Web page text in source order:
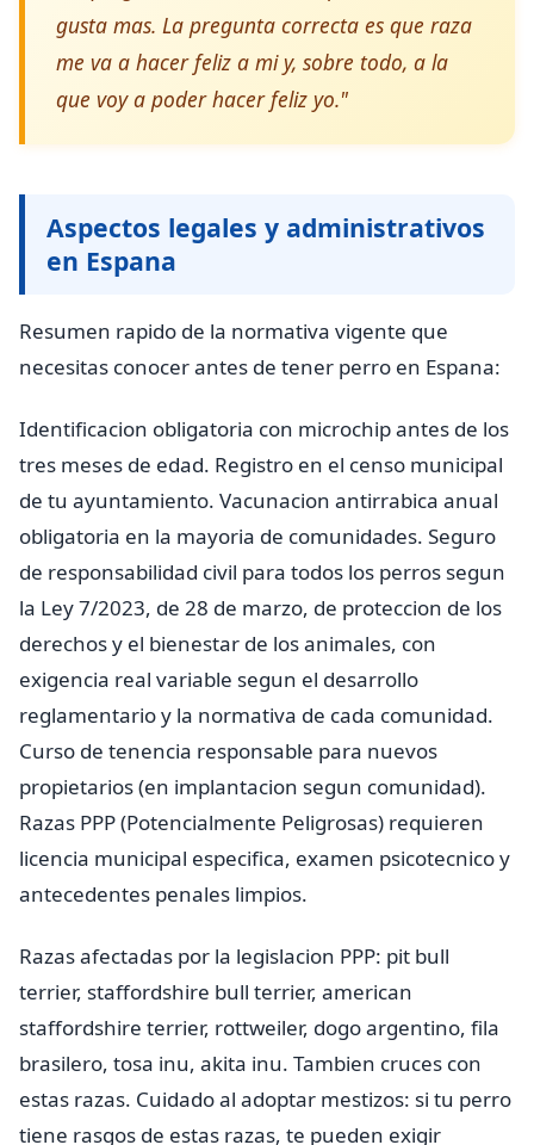
gusta mas. La pregunta correcta es que raza
me va a hacer feliz a mi y, sobre todo, a la
que voy a poder hacer feliz yo."
Aspectos legales y administrativos
en Espana
Resumen rapido de la normativa vigente que
necesitas conocer antes de tener perro en Espana:
Identificacion obligatoria con microchip antes de los
tres meses de edad. Registro en el censo municipal
de tu ayuntamiento. Vacunacion antirrabica anual
obligatoria en la mayoria de comunidades. Seguro
de responsabilidad civil para todos los perros segun
la Ley 7/2023, de 28 de marzo, de proteccion de los
derechos y el bienestar de los animales, con
exigencia real variable segun el desarrollo
reglamentario y la normativa de cada comunidad.
Curso de tenencia responsable para nuevos
propietarios (en implantacion segun comunidad).
Razas PPP (Potencialmente Peligrosas) requieren
licencia municipal especifica, examen psicotecnico y
antecedentes penales limpios.
Razas afectadas por la legislacion PPP: pit bull
terrier, staffordshire bull terrier, american
staffordshire terrier, rottweiler, dogo argentino, fila
brasilero, tosa inu, akita inu. Tambien cruces con
estas razas. Cuidado al adoptar mestizos: si tu perro
tiene rasgos de estas razas, te pueden exigir